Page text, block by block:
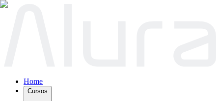
Home
Cursos